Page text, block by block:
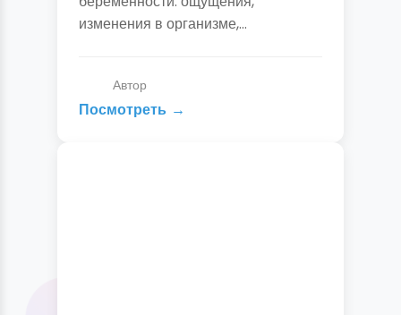
диагностика
изменения в организме,
когда делать тест и идти к врачу.
Автор
Посмотреть